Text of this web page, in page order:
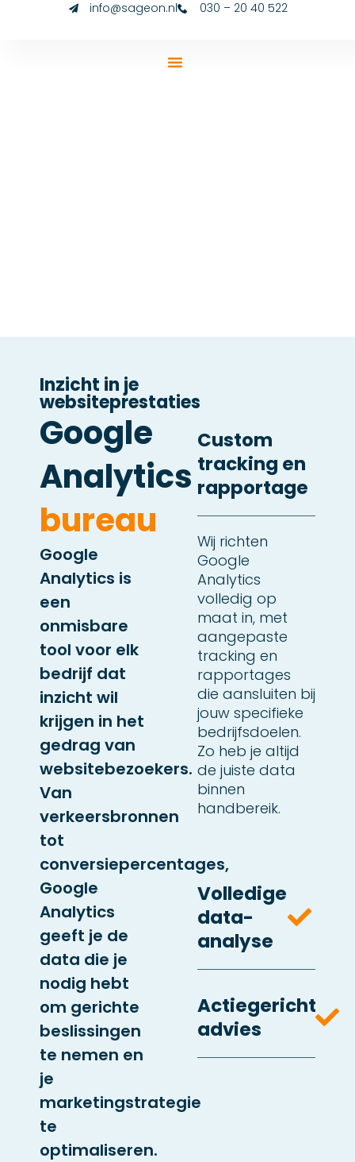
info@sageon.nl 030 – 20 40 522
Inzicht in je
websiteprestaties
Google
Analytics
bureau
Google
Analytics is
een
onmisbare
tool voor elk
bedrijf dat
inzicht wil
krijgen in het
gedrag van
websitebezoekers.
Van
verkeersbronnen
tot
conversiepercentages,
Google
Analytics
geeft je de
data die je
nodig hebt
om gerichte
beslissingen
te nemen en
je
marketingstrategie
te
optimaliseren.
Custom
tracking en
rapportage
Wij richten
Google
Analytics
volledig op
maat in, met
aangepaste
tracking en
rapportages
die aansluiten bij
jouw specifieke
bedrijfsdoelen.
Zo heb je altijd
de juiste data
binnen
handbereik​.
Volledige
data-
analyse
Actiegericht
advies